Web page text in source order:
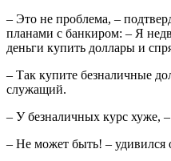
– Это не проблема, –
планами с банкиром: – Я
деньги купить доллары и
– Так купите безналичные
служащий.
– У безналичных курс хуже,
– Не может быть! – удивился